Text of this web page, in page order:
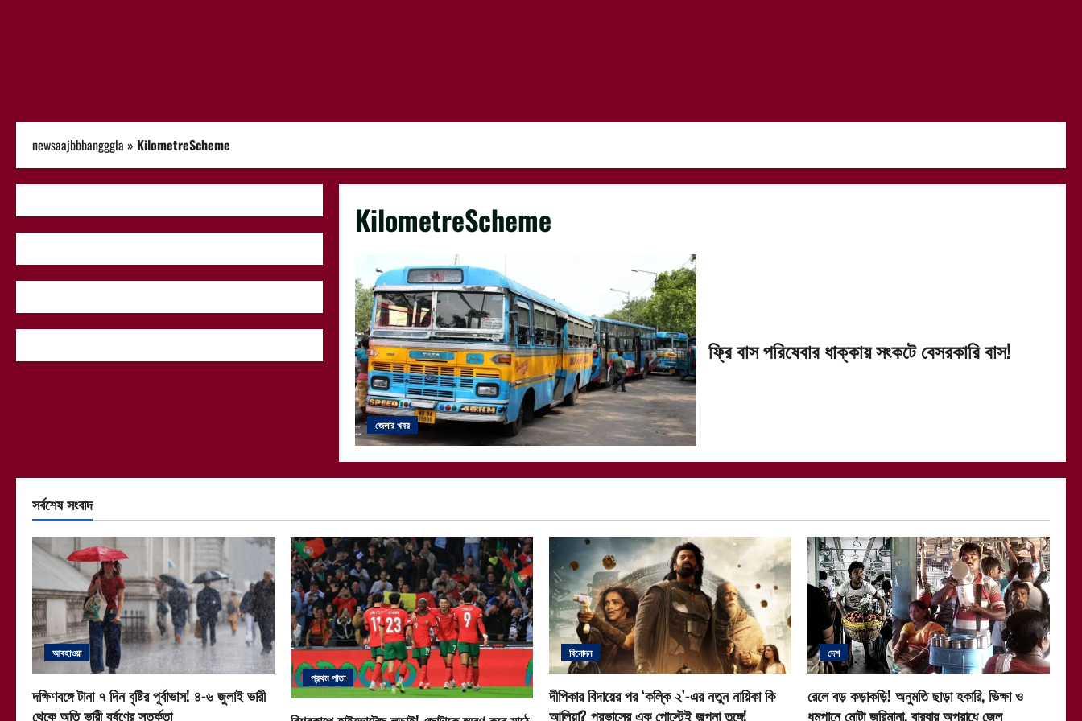
newsaajbbbangggla » KilometreScheme
KilometreScheme
জেলার খবর
ফ্রি বাস পরিষেবার ধাক্কায় সংকটে বেসরকারি বাস!
সর্বশেষ সংবাদ
আবহাওয়া
দক্ষিণবঙ্গে টানা ৭ দিন বৃষ্টির পূর্বাভাস! ৪-৬ জুলাই ভারী
থেকে অতি ভারী বর্ষণের সতর্কতা
প্রথম পাতা
বিনোদন
দীপিকার বিদায়ের পর ‘কল্কি ২’-এর নতুন নায়িকা কি
আলিয়া? প্রভাসের এক পোস্টেই জল্পনা তুঙ্গে!
দেশ
রেলে বড় কড়াকড়ি! অনুমতি ছাড়া হকারি, ভিক্ষা ও
ধূমপানে মোটা জরিমানা, বারবার অপরাধে জেল